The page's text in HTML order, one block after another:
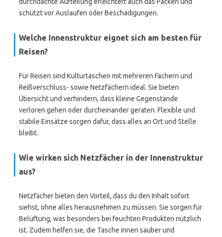
schützt vor Auslaufen oder Beschädigungen.
Welche Innenstruktur eignet sich am besten für
Reisen?
Für Reisen sind Kulturtaschen mit mehreren Fächern und
Reißverschluss- sowie Netzfächern ideal. Sie bieten
Übersicht und verhindern, dass kleine Gegenstände
verloren gehen oder durcheinander geraten. Flexible und
stabile Einsätze sorgen dafür, dass alles an Ort und Stelle
bleibt.
Wie wirken sich Netzfächer in der Innenstruktur
aus?
Netzfächer bieten den Vorteil, dass du den Inhalt sofort
siehst, ohne alles herausnehmen zu müssen. Sie sorgen für
Belüftung, was besonders bei feuchten Produkten nützlich
ist. Zudem helfen sie, die Tasche innen sauber und